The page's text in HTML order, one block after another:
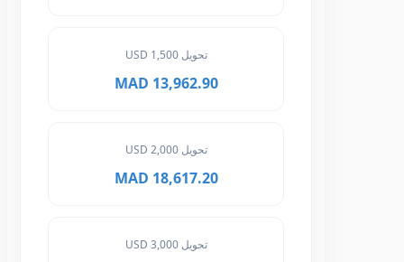
تحويل 1,500 USD
13,962.90 MAD
تحويل 2,000 USD
18,617.20 MAD
تحويل 3,000 USD